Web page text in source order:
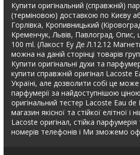
Купити оригінальний (справжній)
(терміновою) доставкою по Києву
Горлівка, Кропивницький
Кременчук, Львів, Павлоград. Опис,
100 ml. (Лакост Еу Де Л.12.12
можна на даній сторінці товарів
Купити оригінальні духи та
купити справжній оригінал
Україні, але дозволити собі це
парфумерії за найдоступнішою
оригінальний тестер Lacoste Eau
магазин якісної та стійкої елітної
Lacoste оригінал, стійка
номерів телефонів і Ми зможемо